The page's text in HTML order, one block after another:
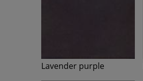
Lavender purple